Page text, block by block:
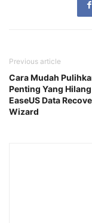
Previous article
Cara Mudah
Penting Yang
EaseUS Data
Wizard